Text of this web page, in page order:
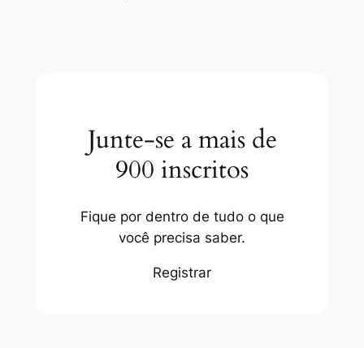
Junte-se a mais de
900 inscritos
Fique por dentro de tudo o que
você precisa saber.
Registrar